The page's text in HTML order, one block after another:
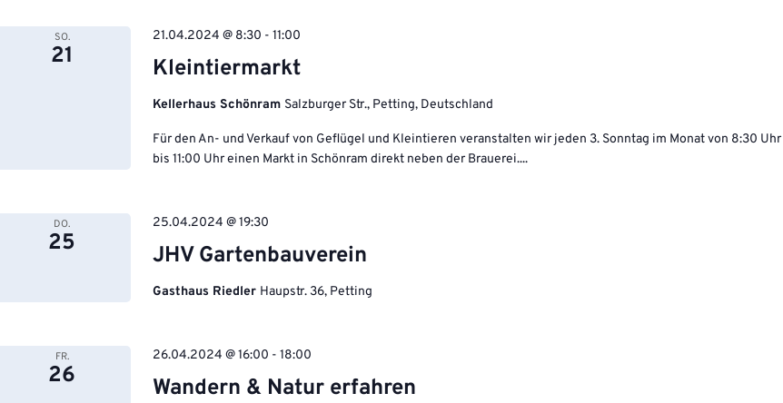
SO.
21 Kleintiermarkt
21.04.2024 @ 8:30 - 11:00
Kellerhaus Schönram Salzburger Str., Petting, Deutschland
Für den An- und Verkauf von Geflügel und Kleintieren veranstalten wir jeden 3. Sonntag im Monat von 8:30 Uhr
bis 11:00 Uhr einen Markt in Schönram direkt neben der Brauerei....
DO.
25 JHV Gartenbauverein
25.04.2024 @ 19:30
Gasthaus Riedler Haupstr. 36, Petting
FR.
26 Wandern & Natur erfahren
26.04.2024 @ 16:00 - 18:00